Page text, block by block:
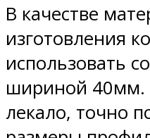
В качестве
изготовления
использовать
шириной 40мм.
лекало, точно